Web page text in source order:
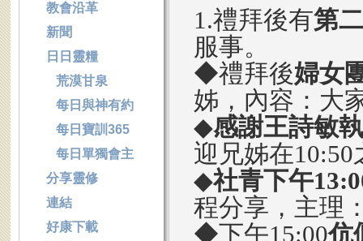
1.禮拜後有第
服事。
◆禮拜後婦女
姊，內容：大
◆感謝王詩敏
迎兄姊在
◆社青下午
程分享，主理
◆下午15:00伉
教會沿革
新聞
日日靈糧
荒漠甘泉
每日與神有約
每日寶訓365
每日單獨會主
分享靈修
連結
好康下載